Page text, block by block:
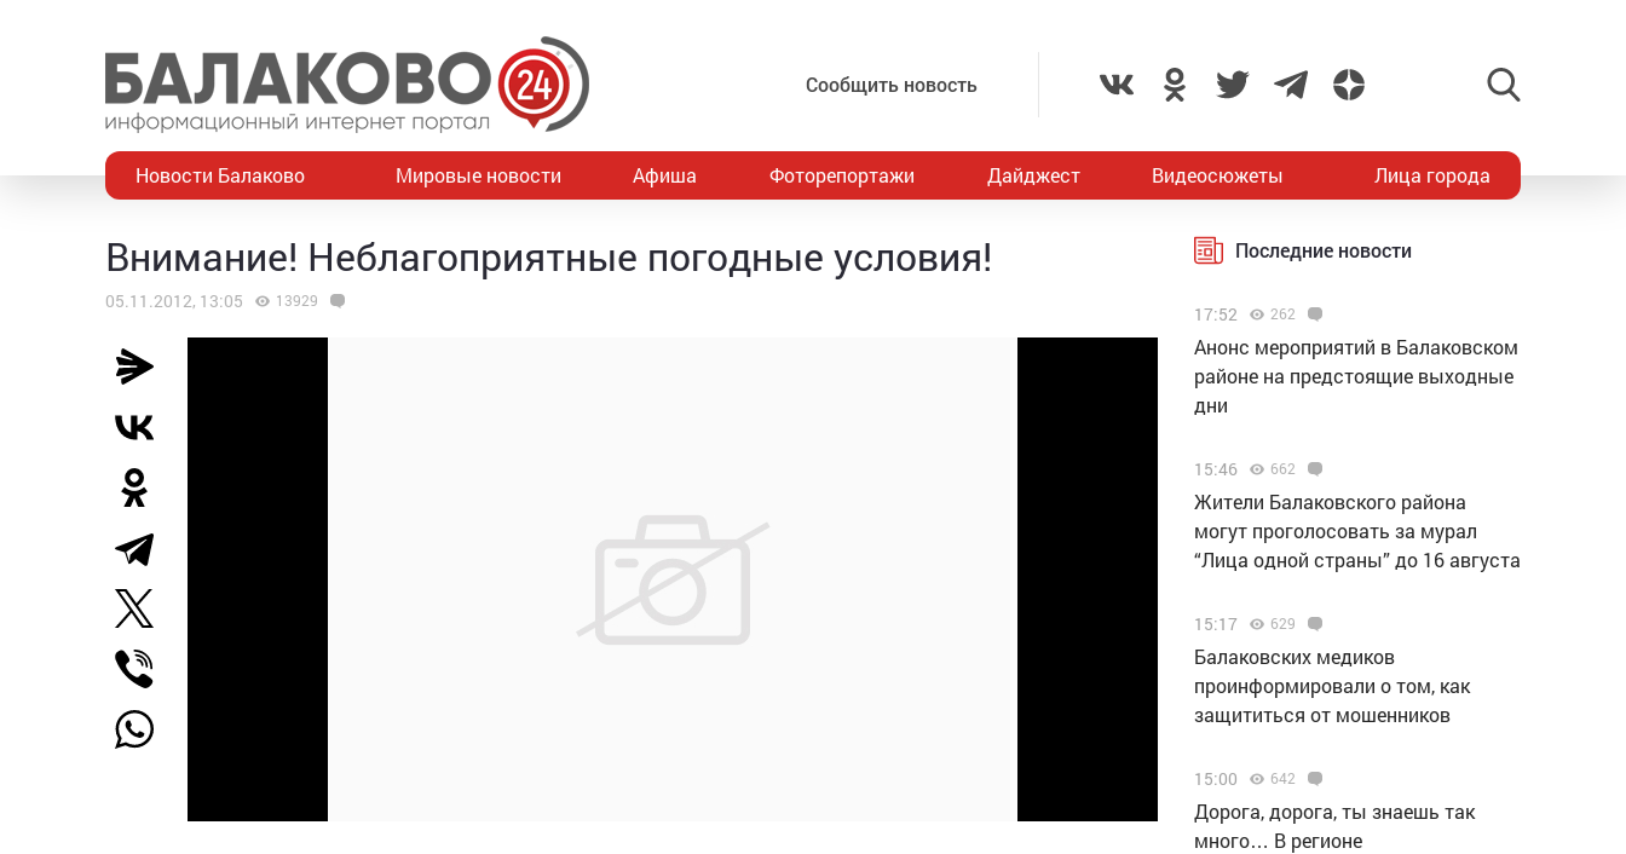
Сообщить новость
Новости Балаково Мировые новости Афиша Фоторепортажи Дайджест Видеосюжеты Лица города
Внимание! Неблагоприятные погодные условия!
05.11.2012, 13:05 13929
Последние новости
17:52 262
Анонс мероприятий в Балаковском
районе на предстоящие выходные
дни
15:46 662
Жители Балаковского района
могут проголосовать за мурал
“Лица одной страны” до 16 августа
15:17 629
Балаковских медиков
проинформировали о том, как
защититься от мошенников
15:00 642
Дорога, дорога, ты знаешь так
много… В регионе